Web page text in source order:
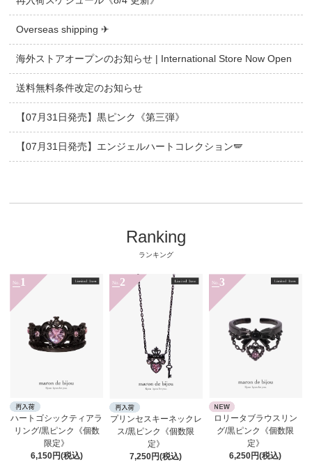
Overseas shipping ✈
海外ストアオープンのお知らせ | International Store Now Open
送料無料条件改定のお知らせ
【07月31日発売】黒ピンク《第三弾》
【07月31日発売】エンジェルハートコレクション🪽
Ranking
ランキング
No. 1
ハートゴシックティアラ
リング/黒ピンク《個数
限定》
6,150円(税込)
No. 2
プリンセスキーネックレ
ス/黒ピンク《個数限
定》
7,250円(税込)
No. 3
ロリータブラウスリン
グ/黒ピンク《個数限
定》
6,250円(税込)